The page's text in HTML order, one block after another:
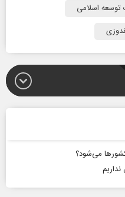
توسعه اسلامی
می‌شود؟